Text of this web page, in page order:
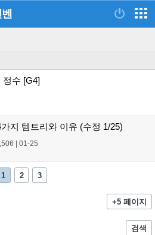
벤
정수 [G4]
지 템트리와 이유 (수정 1/25)
01-25
1 2 3
+5 페이지
검색